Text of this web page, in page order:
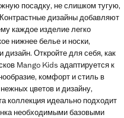
посадку, не слишком тугую,
дизайны добавляют
каждое изделие легко
нижнее белье и носки,
Откройте для себя, как
Mango Kids адаптируется к
комфорт и стиль в
цветов и дизайну,
коллекция идеально подходит
необходимыми базовыми